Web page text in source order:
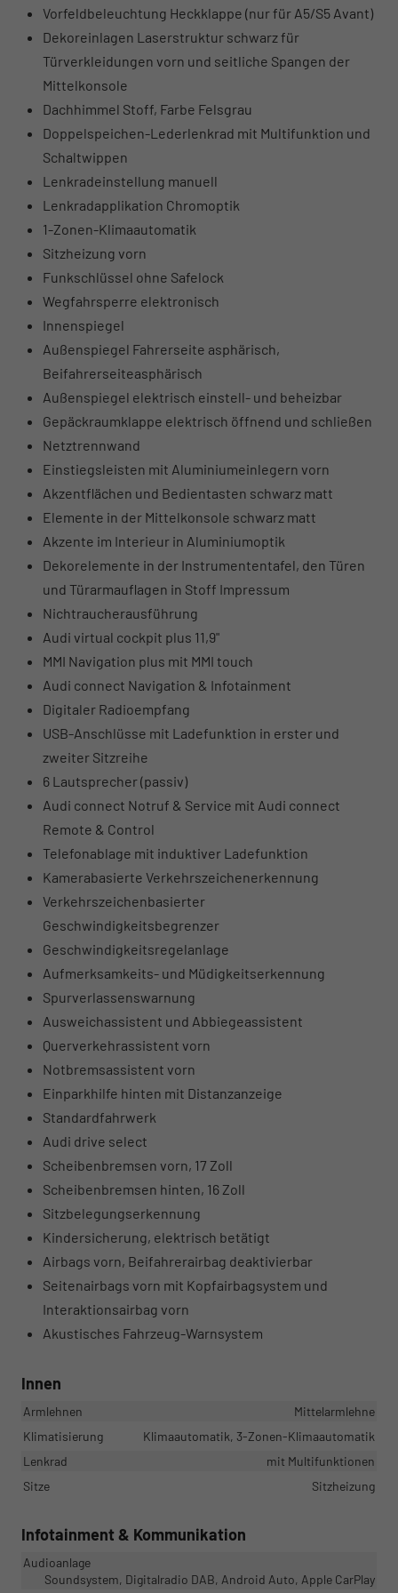
Vorfeldbeleuchtung Heckklappe (nur für A5/S5 Avant)
Dekoreinlagen Laserstruktur schwarz für
Türverkleidungen vorn und seitliche Spangen der
Mittelkonsole
Dachhimmel Stoff, Farbe Felsgrau
Doppelspeichen-Lederlenkrad mit Multifunktion und
Schaltwippen
Lenkradeinstellung manuell
Lenkradapplikation Chromoptik
1-Zonen-Klimaautomatik
Sitzheizung vorn
Funkschlüssel ohne Safelock
Wegfahrsperre elektronisch
Innenspiegel
Außenspiegel Fahrerseite asphärisch,
Beifahrerseiteasphärisch
Außenspiegel elektrisch einstell- und beheizbar
Gepäckraumklappe elektrisch öffnend und schließen
Netztrennwand
Einstiegsleisten mit Aluminiumeinlegern vorn
Akzentflächen und Bedientasten schwarz matt
Elemente in der Mittelkonsole schwarz matt
Akzente im Interieur in Aluminiumoptik
Dekorelemente in der Instrumententafel, den Türen
und Türarmauflagen in Stoff Impressum
Nichtraucherausführung
Audi virtual cockpit plus 11,9"
MMI Navigation plus mit MMI touch
Audi connect Navigation & Infotainment
Digitaler Radioempfang
USB-Anschlüsse mit Ladefunktion in erster und
zweiter Sitzreihe
6 Lautsprecher (passiv)
Audi connect Notruf & Service mit Audi connect
Remote & Control
Telefonablage mit induktiver Ladefunktion
Kamerabasierte Verkehrszeichenerkennung
Verkehrszeichenbasierter
Geschwindigkeitsbegrenzer
Geschwindigkeitsregelanlage
Aufmerksamkeits- und Müdigkeitserkennung
Spurverlassenswarnung
Ausweichassistent und Abbiegeassistent
Querverkehrassistent vorn
Notbremsassistent vorn
Einparkhilfe hinten mit Distanzanzeige
Standardfahrwerk
Audi drive select
Scheibenbremsen vorn, 17 Zoll
Scheibenbremsen hinten, 16 Zoll
Sitzbelegungserkennung
Kindersicherung, elektrisch betätigt
Airbags vorn, Beifahrerairbag deaktivierbar
Seitenairbags vorn mit Kopfairbagsystem und
Interaktionsairbag vorn
Akustisches Fahrzeug-Warnsystem
Innen
Armlehnen
Mittelarmlehne
Klimatisierung
Klimaautomatik, 3-Zonen-Klimaautomatik
Lenkrad
mit Multifunktionen
Sitze
Sitzheizung
Infotainment & Kommunikation
Audioanlage
Soundsystem, Digitalradio DAB, Android Auto, Apple CarPlay